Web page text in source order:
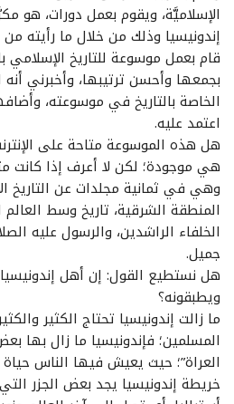
الإسلاميَّة، ويقوم بعمل دورات، هو
إندونيسيا وذلك من خلال ما رأيته
قام بعمل موسوعة للتاريخ الإسلامي
بجمعها وأحسن ترتيبها، وأخبرني
الخاصة بالتاريخ في موسوعته،
اعتمد عليه.
هل هذه الموسوعة متاحة على
هي موجودة؛ لكن لا أعرف إذا كانت
وهي في ثمانية مجلدات عن التاريخ
المنطقة الشرقية، تاريخ وسط العالم
الخلفاء الراشدين، والرسول عليه
جميل.
هل نستطيع القول: إن أهل
ويطبقونه؟
ما زالت إندونيسيا تحتاج الكثير
المسلمين؛ فإندونيسيا ما زال بها
العراة”؛ حيث يعيش فيها الناس حياة
خريطة إندونيسيا يجد بعض الجزر